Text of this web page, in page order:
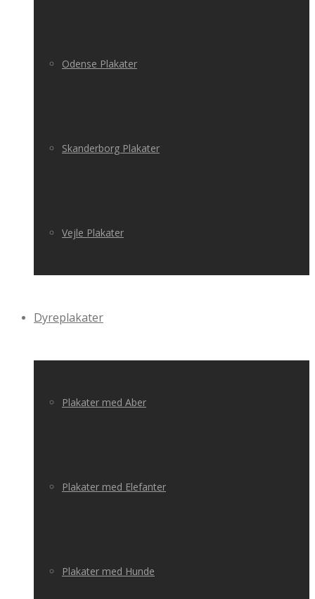
Odense Plakater
Skanderborg Plakater
Vejle Plakater
Dyreplakater
Plakater med Aber
Plakater med Elefanter
Plakater med Hunde